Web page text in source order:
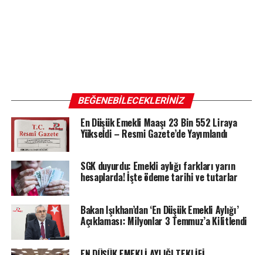
BEĞENEBILECEKLERINIZ
En Düşük Emekli Maaşı 23 Bin 552 Liraya
Yükseldi – Resmi Gazete’de Yayımlandı
SGK duyurdu: Emekli aylığı farkları yarın
hesaplarda! İşte ödeme tarihi ve tutarlar
Bakan Işıkhan’dan ‘En Düşük Emekli Aylığı’
Açıklaması: Milyonlar 3 Temmuz’a Kilitlendi